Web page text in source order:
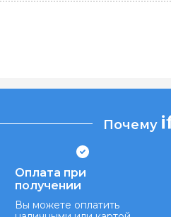
Почему
Оплата при
получении
Вы можете оплатить